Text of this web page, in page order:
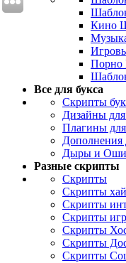
Кино
Порно
Все для букса
Скрипты
Дизайны для
Плагины для
Дополнения
Дыры и
Разные скрипты
Скрипты
Скрипты
Скрипты
Скрипты
Скрипты
Скрипты
Скрипты